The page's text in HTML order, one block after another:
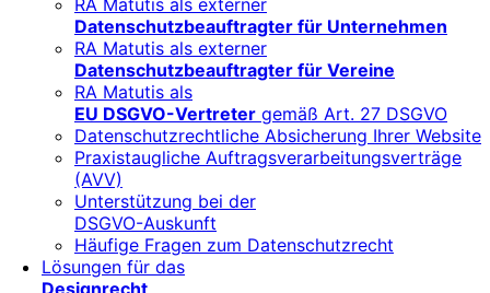
RA Matutis als externer
Datenschutzbeauftragter für Unternehmen
RA Matutis als externer
Datenschutzbeauftragter für Vereine
RA Matutis als
EU DSGVO-Vertreter gemäß Art. 27 DSGVO
Datenschutzrechtliche Absicherung Ihrer Website
Praxistaugliche Auftragsverarbeitungsverträge
(AVV)
Unterstützung bei der
DSGVO-Auskunft
Häufige Fragen zum Datenschutzrecht
Lösungen für das
Designrecht